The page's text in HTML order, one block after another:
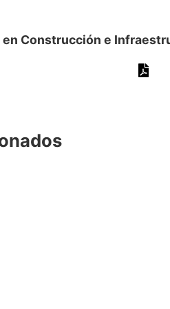
Construcción e